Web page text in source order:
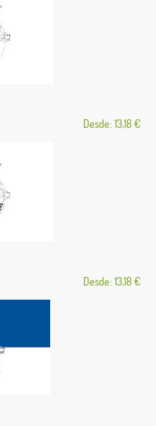
Desde: 13,18 €
Desde: 13,18 €